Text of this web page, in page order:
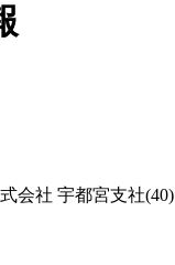
会社 宇都宮支社(40)